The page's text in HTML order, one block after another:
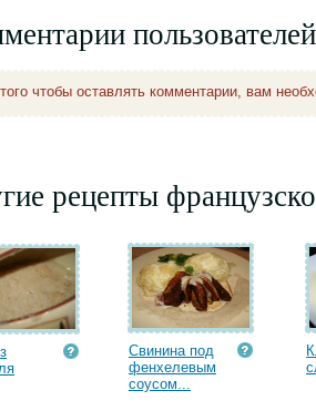
пользователей
чтобы оставлять комментарии, вам
рецепты
Свинина под
фенхелевым
соусом...